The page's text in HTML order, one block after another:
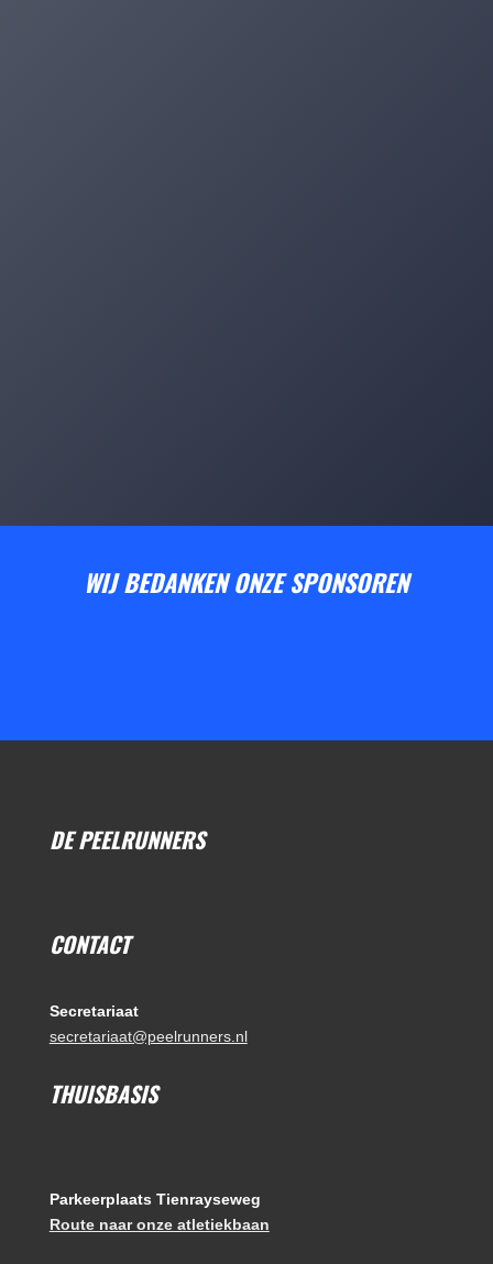
WIJ BEDANKEN ONZE SPONSOREN
DE PEELRUNNERS
CONTACT
Secretariaat
secretariaat@peelrunners.nl
THUISBASIS
Parkeerplaats Tienrayseweg
Route naar onze atletiekbaan